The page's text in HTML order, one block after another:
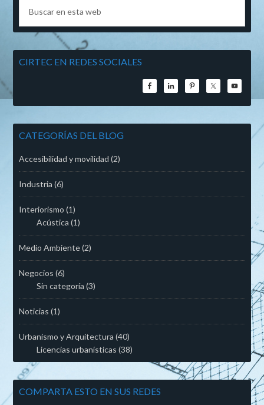
CIRTEC EN REDES SOCIALES
CATEGORÍAS DEL BLOG
Accesibilidad y movilidad (2)
Industria (6)
Interiorismo (1)
Acústica (1)
Medio Ambiente(2)
Negocios (6)
Sin categoría (3)
Noticias (1)
Urbanismo y Arquitectura (40)
Licencias urbanísticas (38)
COMPARTA ESTO EN SUS REDES